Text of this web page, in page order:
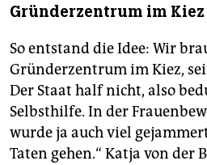
Kontakt:
Gründerzentrum im Kiez
So entstand die Idee: Wir
Gründerzentrum im Kiez,
Der Staat half nicht, also
Selbsthilfe. In der
wurde ja auch viel
Taten gehen.“ Katja von der